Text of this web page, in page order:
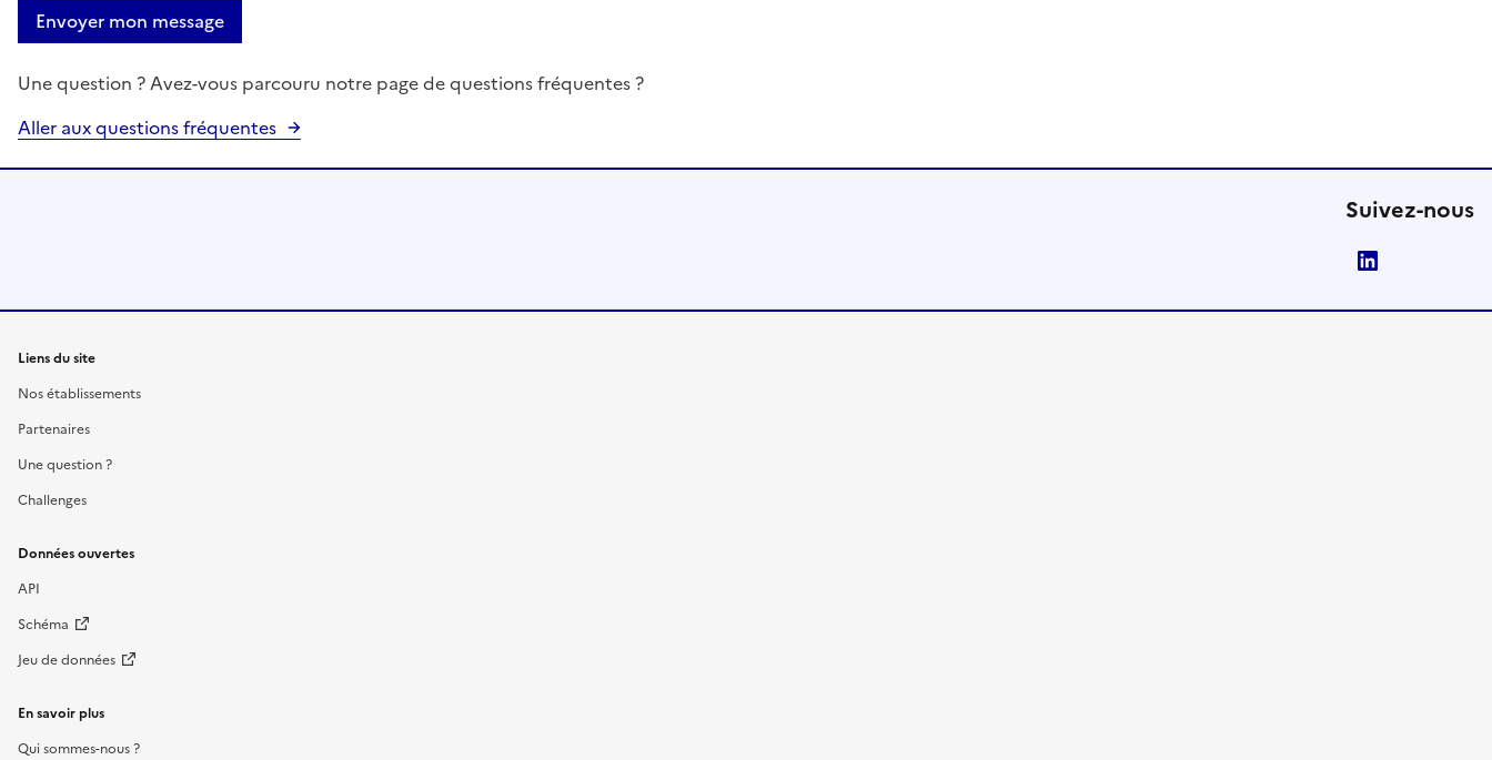
Envoyer mon message
Une question ? Avez-vous parcouru notre page de questions fréquentes ?
Aller aux questions fréquentes
Suivez-nous
Liens du site
Nos établissements
Partenaires
Une question ?
Challenges
Données ouvertes
API
Schéma
Jeu de données
En savoir plus
Qui sommes-nous ?